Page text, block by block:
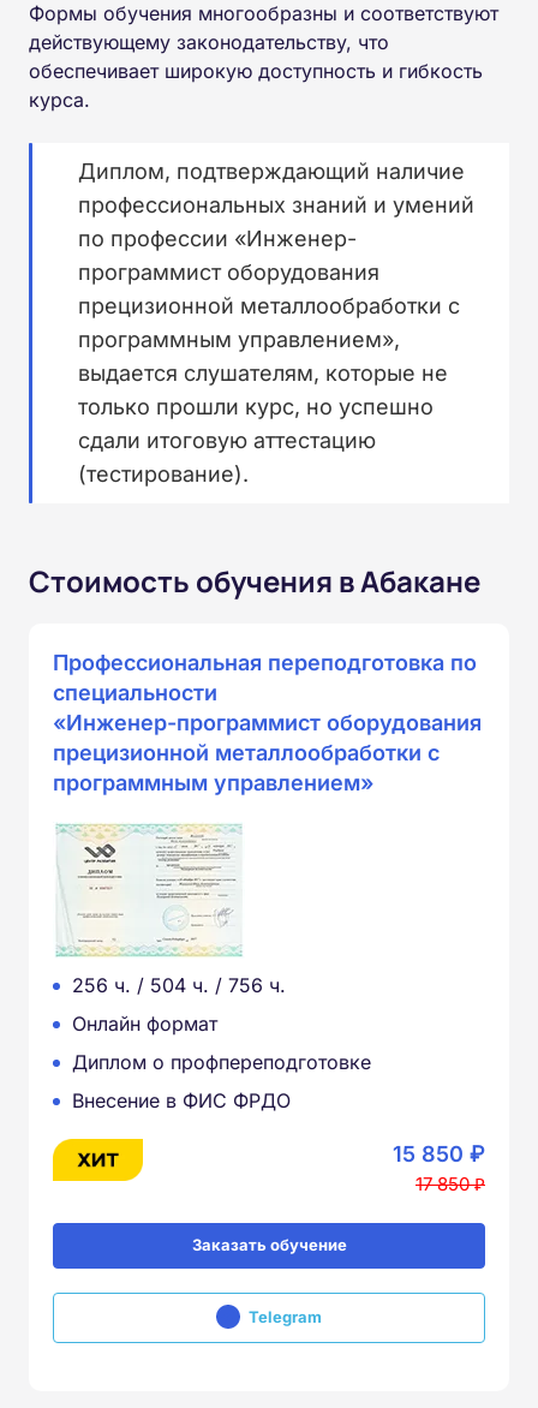
Формы обучения многообразны и соответствуют
действующему законодательству, что
обеспечивает широкую доступность и гибкость
курса.
Диплом, подтверждающий наличие
профессиональных знаний и умений
по профессии «Инженер-
программист оборудования
прецизионной металлообработки с
программным управлением»,
выдается слушателям, которые не
только прошли курс, но успешно
сдали итоговую аттестацию
(тестирование).
Стоимость обучения в Абакане
Профессиональная переподготовка по
специальности
«Инженер-программист оборудования
прецизионной металлообработки с
программным управлением»
256 ч. / 504 ч. / 756 ч.
Онлайн формат
Диплом о профпереподготовке
Внесение в ФИС ФРДО
15 850 ₽
17 850 ₽
Заказать обучение
Telegram